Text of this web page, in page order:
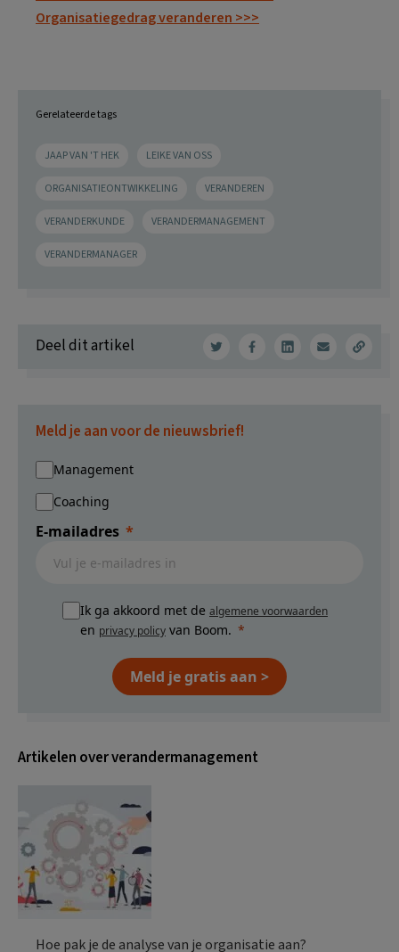
Organisatiegedrag veranderen >>>
Gerelateerde tags
JAAP VAN 'T HEK LEIKE VAN OSS
ORGANISATIEONTWIKKELING VERANDEREN
VERANDERKUNDE VERANDERMANAGEMENT
VERANDERMANAGER
Deel dit artikel
Meld je aan voor de nieuwsbrief!
Management
Coaching
E-mailadres
Ik ga akkoord met de algemene voorwaarden
en privacy policy van Boom.
Meld je gratis aan >
Artikelen over verandermanagement
Hoe pak je de analyse van je organisatie aan?